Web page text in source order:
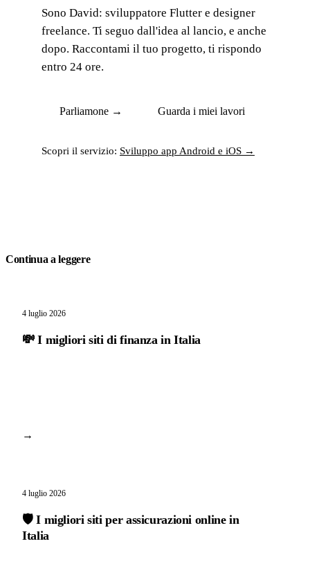
Sono David: sviluppatore Flutter e designer
freelance. Ti seguo dall'idea al lancio, e anche
dopo. Raccontami il tuo progetto, ti rispondo
entro 24 ore.
Parliamone → Guarda i miei lavori
Scopri il servizio: Sviluppo app Android e iOS →
Continua a leggere
4 luglio 2026
💸 I migliori siti di finanza in Italia
→
4 luglio 2026
🛡️ I migliori siti per assicurazioni online in
Italia